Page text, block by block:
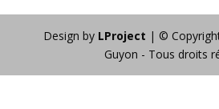
Design by LProject | ©
Guyon - Tous droits